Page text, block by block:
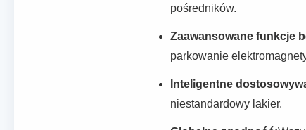
pośredników.
Zaawansowane funkcje
parkowanie
Inteligentne
niestandardowy lakier.